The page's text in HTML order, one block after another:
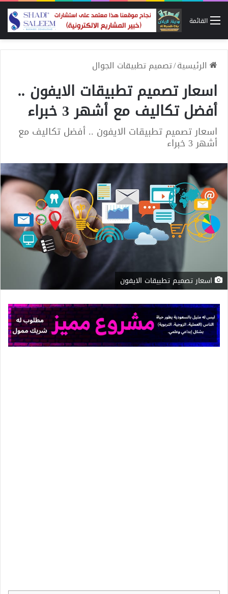
القائمة
الرئيسية/تصميم تطبيقات الجوال
اسعار تصميم تطبيقات الايفون ..
أفضل تكاليف مع أشهر 3 خبراء
اسعار تصميم تطبيقات الايفون .. أفضل تكاليف مع
أشهر 3 خبراء
اسعار تصميم تطبيقات الايفون